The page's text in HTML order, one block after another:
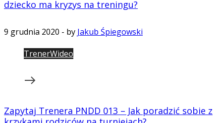
dziecko ma kryzys na treningu?
9 grudnia 2020 - by Jakub Śpiegowski
TrenerWideo
Zapytaj Trenera PNDD 013 – Jak poradzić sobie z